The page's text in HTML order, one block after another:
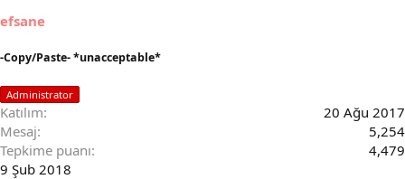
s
:
efsane
-Copy/Paste- *unacceptable*
Administrator
Katılım
20 Ağu 2017
Mesaj
5,254
Tepkime puanı
4,479
9 Şub 2018